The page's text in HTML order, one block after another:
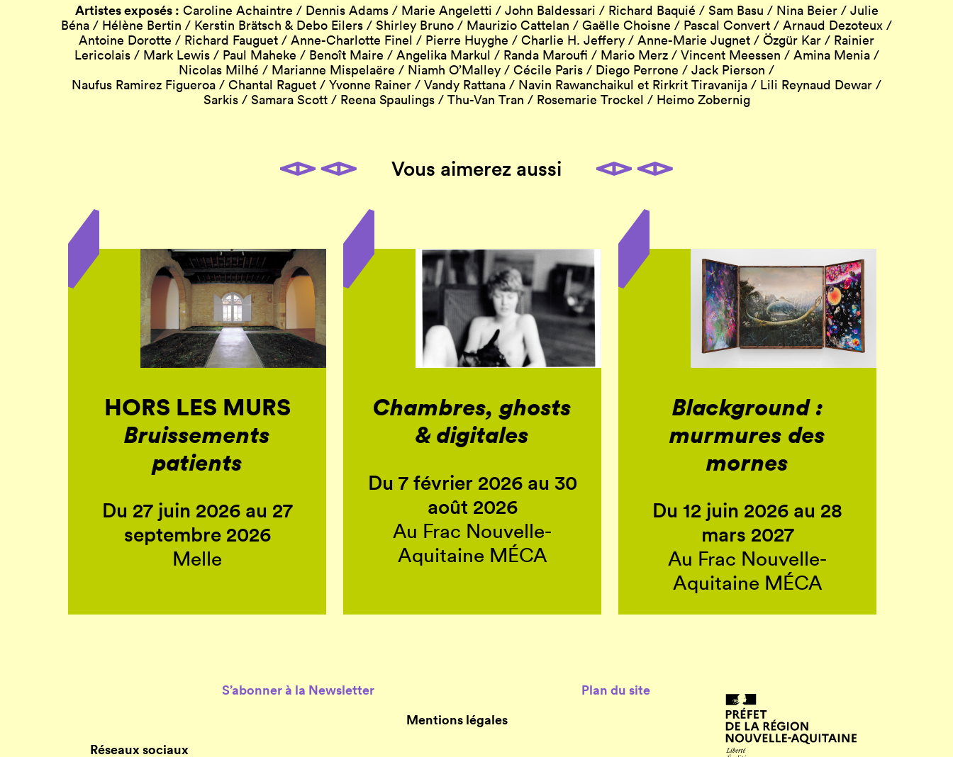
Artistes exposés : Caroline Achaintre / Dennis Adams / Marie Angeletti / John Baldessari / Richard Baquié / Sam Basu / Nina Beier / Julie
Béna / Hélène Bertin / Kerstin Brätsch & Debo Eilers / Shirley Bruno / Maurizio Cattelan / Gaëlle Choisne / Pascal Convert / Arnaud Dezoteux /
Antoine Dorotte / Richard Fauguet / Anne-Charlotte Finel / Pierre Huyghe / Charlie H. Jeffery / Anne-Marie Jugnet / Özgür Kar / Rainier
Lericolais / Mark Lewis / Paul Maheke / Benoît Maire / Angelika Markul / Randa Maroufi / Mario Merz / Vincent Meessen / Amina Menia /
Nicolas Milhé / Marianne Mispelaëre / Niamh O’Malley / Cécile Paris / Diego Perrone / Jack Pierson /
Naufus Ramirez Figueroa / Chantal Raguet / Yvonne Rainer / Vandy Rattana / Navin Rawanchaikul et Rirkrit Tiravanija / Lili Reynaud Dewar /
Sarkis / Samara Scott / Reena Spaulings / Thu-Van Tran / Rosemarie Trockel / Heimo Zobernig
Vous aimerez aussi
HORS LES MURS
Bruissements
patients
Du 27 juin 2026 au 27
septembre 2026
Melle
Chambres, ghosts
& digitales
Du 7 février 2026 au 30
août 2026
Au Frac Nouvelle-
Aquitaine MÉCA
Blackground :
murmures des
mornes
Du 12 juin 2026 au 28
mars 2027
Au Frac Nouvelle-
Aquitaine MÉCA
Réseaux sociaux
S’abonner à la Newsletter
Mentions légales
Plan du site